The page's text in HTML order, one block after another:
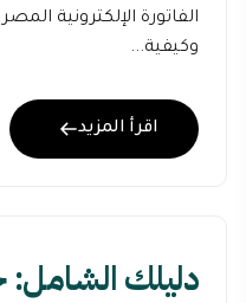
وكيفية...
اقرأ المزيد
دليلك